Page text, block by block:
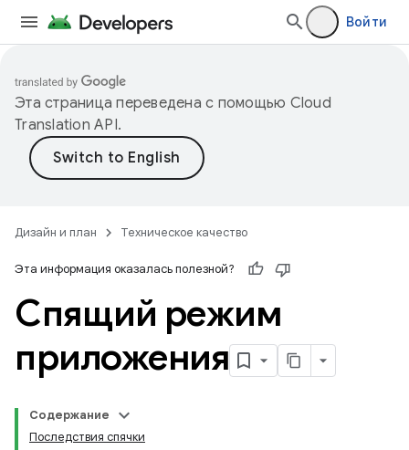
Войти
Эта страница переведена с помощью Cloud
Translation API.
Дизайн и план Техническое качество
Эта информация оказалась полезной?
Спящий режим
приложения
Содержание
Последствия спячки